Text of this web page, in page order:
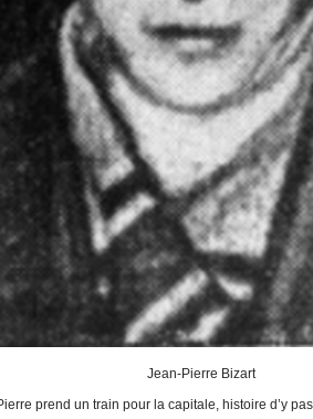
Jean-Pierre Bizart
prend un train pour la capitale, histoire d’y